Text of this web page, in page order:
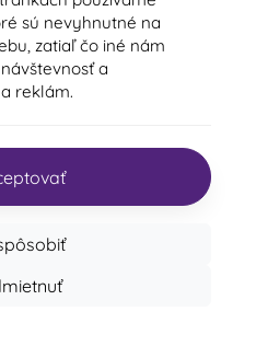
sú nevyhnutné na
zatiaľ čo iné nám
a
reklám.
-55%